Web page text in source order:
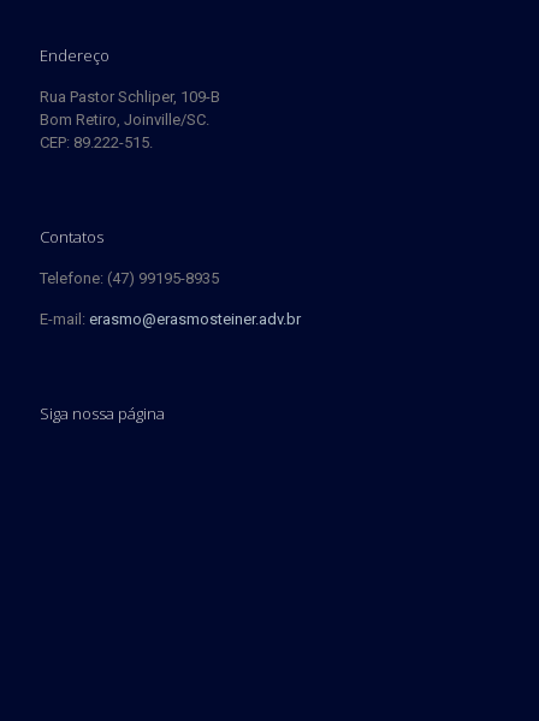
Endereço
Rua Pastor Schliper, 109-B
Bom Retiro, Joinville/SC.
CEP: 89.222-515.
Contatos
Telefone: (47) 99195-8935
E-mail: erasmo@erasmosteiner.adv.br
Siga nossa página